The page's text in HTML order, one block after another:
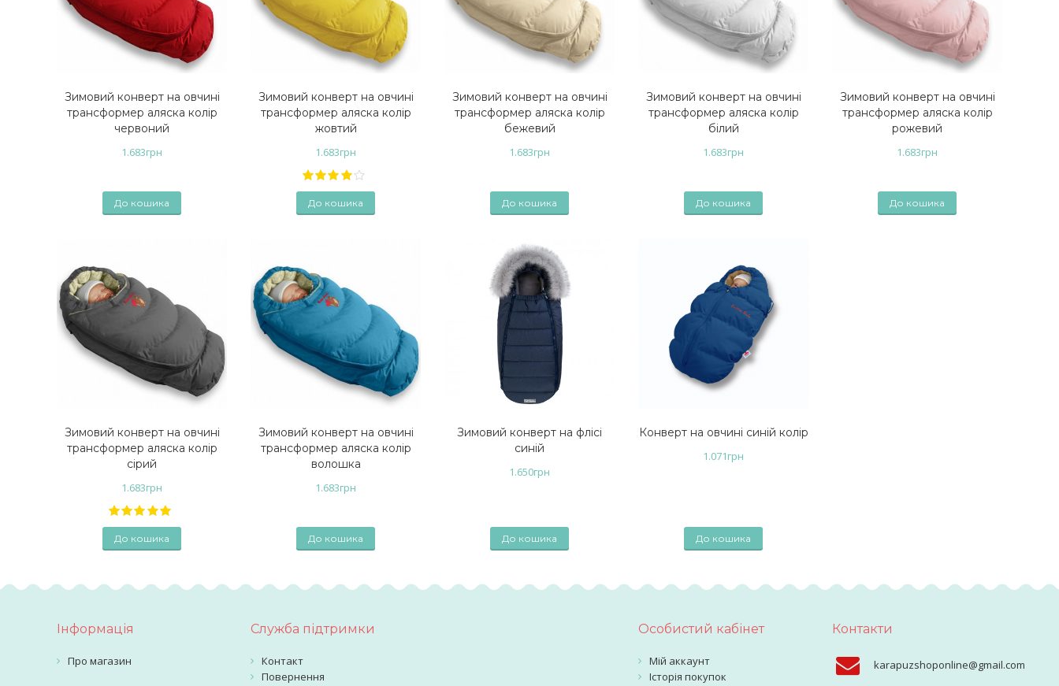
Зимовий конверт на овчині
трансформер аляска колір
червоний
1.683грн
До кошика
Зимовий конверт на овчині
трансформер аляска колір
жовтий
1.683грн
До кошика
Зимовий конверт на овчині
трансформер аляска колір
бежевий
1.683грн
До кошика
Зимовий конверт на овчині
трансформер аляска колір
білий
1.683грн
До кошика
Зимовий конверт на овчині
трансформер аляска колір
рожевий
1.683грн
До кошика
Зимовий конверт на овчині
трансформер аляска колір
сірий
1.683грн
До кошика
Зимовий конверт на овчині
трансформер аляска колір
волошка
1.683грн
До кошика
Зимовий конверт на флісі
синій
1.650грн
До кошика
Конверт на овчині синій колір
1.071грн
До кошика
Інформація
Про магазин
Служба підтримки
Контакт
Повернення
Особистий кабінет
Мій аккаунт
Історія покупок
Контакти
karapuzshoponline@gmail.com